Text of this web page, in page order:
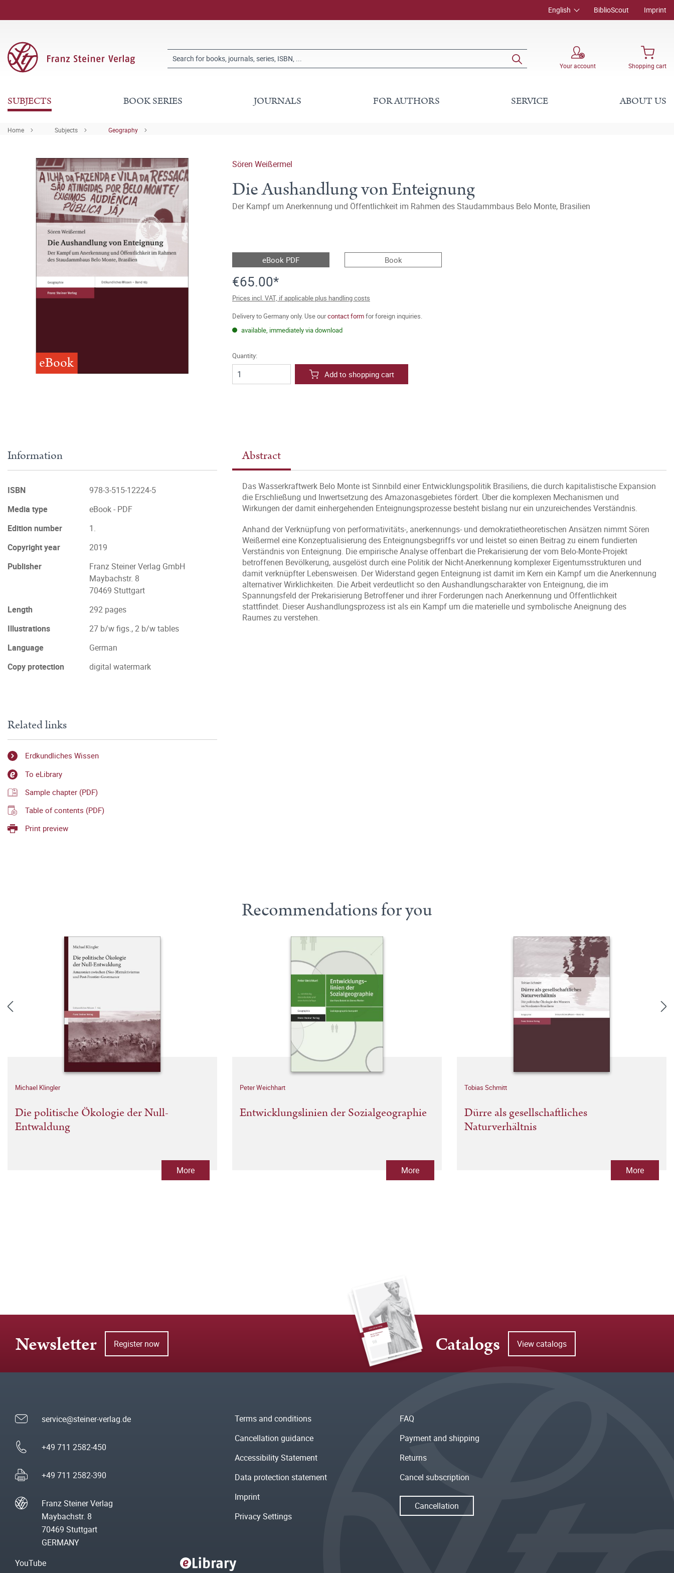
English BiblioScout Imprint
Your account Shopping cart
SUBJECTS BOOK SERIES JOURNALS FOR AUTHORS SERVICE ABOUT US
Home Subjects Geography
eBook
Sören Weißermel
Die Aushandlung von Enteignung
Der Kampf um Anerkennung und Öffentlichkeit im Rahmen des Staudammbaus Belo Monte, Brasilien
eBook PDF Book
€65.00*
Prices incl. VAT, if applicable plus handling costs
Delivery to Germany only. Use ourcontact formfor foreign inquiries.
available, immediately via download
Quantity:
Add to shopping cart
Abstract
Das Wasserkraftwerk Belo Monte ist Sinnbild einer Entwicklungspolitik Brasiliens, die durch kapitalistische Expansion
die Erschließung und Inwertsetzung des Amazonasgebietes fördert. Über die komplexen Mechanismen und
Wirkungen der damit einhergehenden Enteignungsprozesse besteht bislang nur ein unzureichendes Verständnis.
Anhand der Verknüpfung von performativitäts-, anerkennungs- und demokratietheoretischen Ansätzen nimmt Sören
Weißermel eine Konzeptualisierung des Enteignungsbegriffs vor und leistet so einen Beitrag zu einem fundierten
Verständnis von Enteignung. Die empirische Analyse offenbart die Prekarisierung der vom Belo-Monte-Projekt
betroffenen Bevölkerung, ausgelöst durch eine Politik der Nicht-Anerkennung komplexer Eigentumsstrukturen und
damit verknüpfter Lebensweisen. Der Widerstand gegen Enteignung ist damit im Kern ein Kampf um die Anerkennung
alternativer Wirklichkeiten. Die Arbeit verdeutlicht so den Aushandlungscharakter von Enteignung, die im
Spannungsfeld der Prekarisierung Betroffener und ihrer Forderungen nach Anerkennung und Öffentlichkeit
stattfindet. Dieser Aushandlungsprozess ist als ein Kampf um die materielle und symbolische Aneignung des
Raumes zu verstehen.
Information
ISBN
978-3-515-12224-5
Media type
eBook - PDF
Edition number
1.
Copyright year
2019
Publisher
Franz Steiner Verlag GmbH
Maybachstr. 8
70469 Stuttgart
Length
292 pages
Illustrations
27 b/w figs., 2 b/w tables
Language
German
Copy protection
digital watermark
Related links
Erdkundliches Wissen
To eLibrary
Sample chapter (PDF)
Table of contents (PDF)
Print preview
Recommendations for you
Michael Klingler
Die politische Ökologie der Null-
Entwaldung
More
Peter Weichhart
Entwicklungslinien der Sozialgeographie
More
Tobias Schmitt
Dürre als gesellschaftliches
Naturverhältnis
More
Newsletter Register now Catalogs View catalogs
service@steiner-verlag.de
+49 711 2582-450
+49 711 2582-390
Franz Steiner Verlag
Maybachstr. 8
70469 Stuttgart
GERMANY
Terms and conditions
Cancellation guidance
Accessibility Statement
Data protection statement
Imprint
Privacy Settings
FAQ
Payment and shipping
Returns
Cancel subscription
Cancellation
YouTube